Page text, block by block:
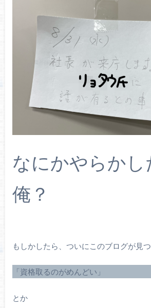
なにかやらかし
俺？
もしかしたら、ついにこのブログが見つ
「資格取るのがめんどい」
とか